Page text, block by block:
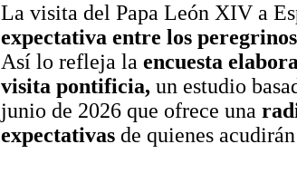
La visita del Papa León XIV a
expectativa entre los peregrinos
Así lo refleja la encuesta
visita pontificia, un estudio
junio de 2026 que ofrece una
expectativas de quienes